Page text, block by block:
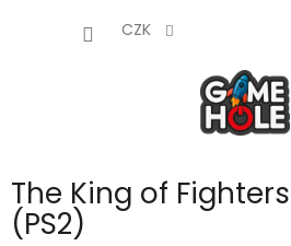
CZK
The King of
(PS2)